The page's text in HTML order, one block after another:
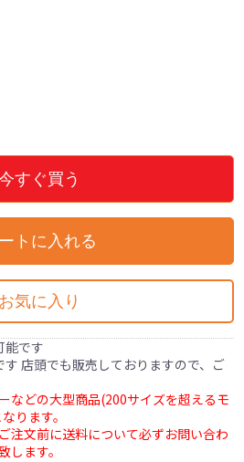
すぐ買う
トに入れる
お気に入り
能です
店頭でも販売しておりますので、ご
などの大型商品(200サイズを超えるモ
ります。
注文前に送料について必ずお問い合わ
します。